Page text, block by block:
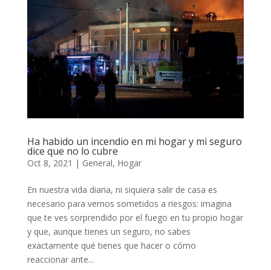
Ha habido un incendio en mi hogar y mi seguro
dice que no lo cubre
Oct 8, 2021 | General, Hogar
En nuestra vida diaria, ni siquiera salir de casa es
necesario para vernos sometidos a riesgos: imagina
que te ves sorprendido por el fuego en tu propio hogar
y que, aunque tienes un seguro, no sabes
exactamente qué tienes que hacer o cómo
reaccionar ante...